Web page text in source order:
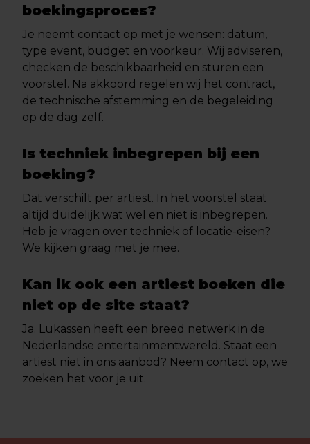
boekingsproces?
Je neemt contact op met je wensen: datum,
type event, budget en voorkeur. Wij adviseren,
checken de beschikbaarheid en sturen een
voorstel. Na akkoord regelen wij het contract,
de technische afstemming en de begeleiding
op de dag zelf.
Is techniek inbegrepen bij een
boeking?
Dat verschilt per artiest. In het voorstel staat
altijd duidelijk wat wel en niet is inbegrepen.
Heb je vragen over techniek of locatie-eisen?
We kijken graag met je mee.
Kan ik ook een artiest boeken die
niet op de site staat?
Ja. Lukassen heeft een breed netwerk in de
Nederlandse entertainmentwereld. Staat een
artiest niet in ons aanbod? Neem contact op, we
zoeken het voor je uit.